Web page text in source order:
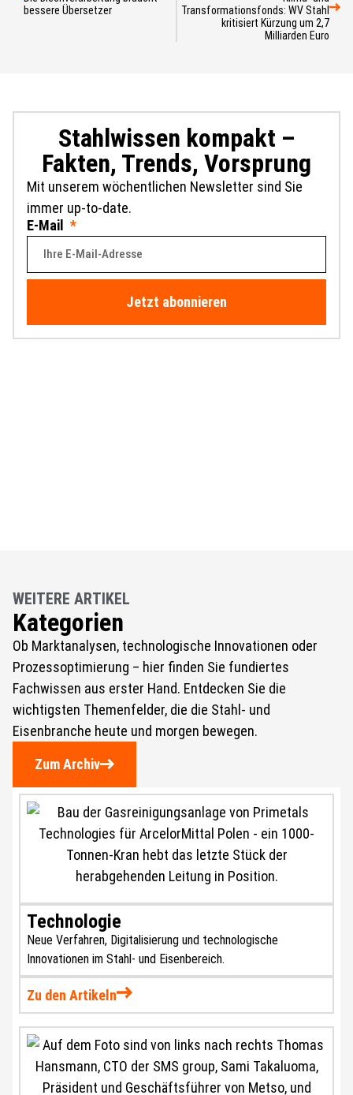
bessere Übersetzer
Transformationsfonds: WV Stahl
kritisiert Kürzung um 2,7
Milliarden Euro
Stahlwissen kompakt –
Fakten, Trends, Vorsprung
Mit unserem wöchentlichen Newsletter sind Sie
immer up-to-date.
E-Mail
Jetzt abonnieren
WEITERE ARTIKEL
Kategorien
Ob Marktanalysen, technologische Innovationen oder
Prozessoptimierung – hier finden Sie fundiertes
Fachwissen aus erster Hand. Entdecken Sie die
wichtigsten Themenfelder, die die Stahl- und
Eisenbranche heute und morgen bewegen.
Zum Archiv
Technologie
Neue Verfahren, Digitalisierung und technologische
Innovationen im Stahl- und Eisenbereich.
Zu den Artikeln